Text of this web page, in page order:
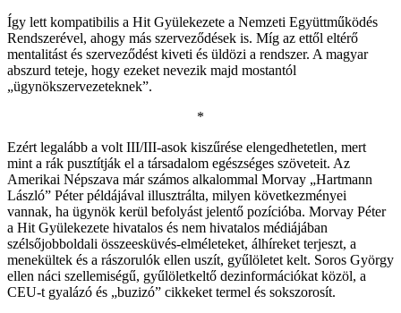
Így lett kompatibilis a Hit Gyülekezete a Nemzeti Együttműködés
Rendszerével, ahogy más szerveződések is. Míg az ettől eltérő
mentalitást és szerveződést kiveti és üldözi a rendszer. A magyar
abszurd teteje, hogy ezeket nevezik majd mostantól
„ügynökszervezeteknek”.
*
Ezért legalább a volt III/III-asok kiszűrése elengedhetetlen, mert
mint a rák pusztítják el a társadalom egészséges szöveteit. Az
Amerikai Népszava már számos alkalommal Morvay „Hartmann
László” Péter példájával illusztrálta, milyen következményei
vannak, ha ügynök kerül befolyást jelentő pozícióba. Morvay Péter
a Hit Gyülekezete hivatalos és nem hivatalos médiájában
szélsőjobboldali összeesküvés-elméleteket, álhíreket terjeszt, a
menekültek és a rászorulók ellen uszít, gyűlöletet kelt. Soros György
ellen náci szellemiségű, gyűlöletkeltő dezinformációkat közöl, a
CEU-t gyalázó és „buzizó” cikkeket termel és sokszorosít.